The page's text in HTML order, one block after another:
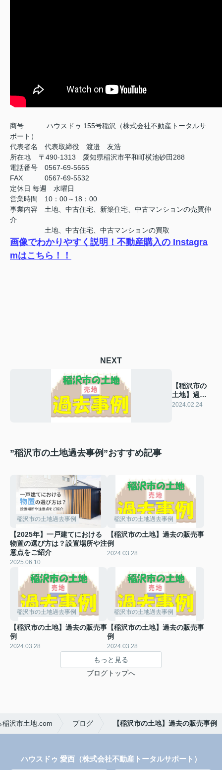
商号
ハウスドゥ 155号稲沢（株式会社不動産トータルサ
ポート）
代表者名 代表取締役 渡邉 友浩
所在地 〒490-1313 愛知県稲沢市平和町横池砂田288
電話番号 0567-69-5665
FAX
0567-69-5532
定休日 毎週 水曜日
営業時間 10：00～18：00
事業内容 土地、中古住宅、新築住宅、中古マンションの売買仲
介
土地、中古住宅、中古マンションの買取
画像でわかりやすく説明！不動産購入の Instagra
mはこちら！！
NEXT
【稲沢市の
土地】過去
の販売事例
2024.02.24
”稲沢市の土地過去事例”おすすめ記事
稲沢市の土地過去事例
【2025年】一戸建てにおける
物置の選び方は？設置場所や注
意点をご紹介
2025.06.10
稲沢市の土地過去事例
【稲沢市の土地】過去の販売事
例
2024.03.28
稲沢市の土地過去事例
【稲沢市の土地】過去の販売事
例
2024.03.28
稲沢市の土地過去事例
【稲沢市の土地】過去の販売事
例
2024.03.28
もっと見る
ブログトップへ
沢市土地.com ブログ 【稲沢市の土地】過去の販売事例
ハウスドゥ 愛西（株式会社不動産トータルサポート）